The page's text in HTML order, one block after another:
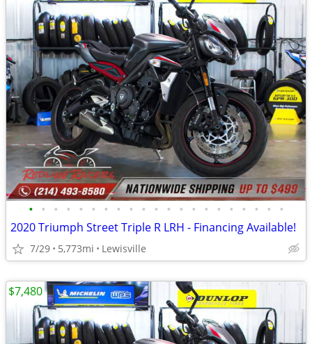
• • • • • • • • • • • • • • • • • • • • •
2020 Triumph Street Triple R LRH - Financing Available!
7/29 5,773mi Lewisville
$7,480